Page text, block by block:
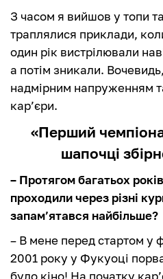
З часом я вийшов у топи
траплялися приклади,
один рік вистрілювали
а потім зникали.
надмірним напруженням
кар’єри.
«Перший
шапочці
– Протягом багатьох
проходили через різні
запам’ятався найбільше?
– В мене перед стартом у
2001 року у Фукуоці
було кіно! На початку